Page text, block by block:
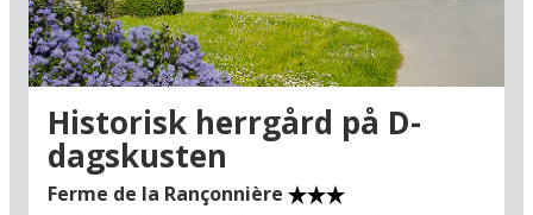
Historisk herrgård på D-
dagskusten
Ferme de la Rançonnière